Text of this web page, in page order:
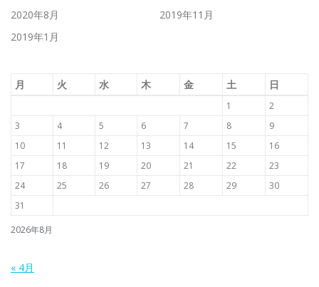
2020年8月
2019年11月
2019年1月
2026年8月
月 火 水 木 金 土 日
1
2
3
4 5 6 7 8
9
10
11 12 13 14 15
16
17
18 19 20 21 22
23
24
25 26 27 28 29
30
31
« 4月